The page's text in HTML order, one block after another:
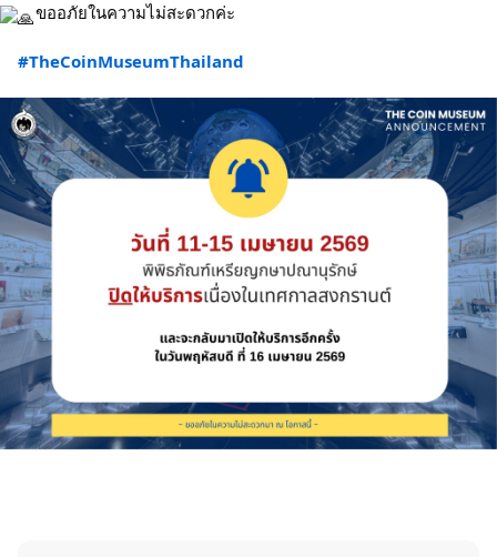
ขออภัยในความไม่สะดวกค่ะ
#TheCoinMuseumThailand